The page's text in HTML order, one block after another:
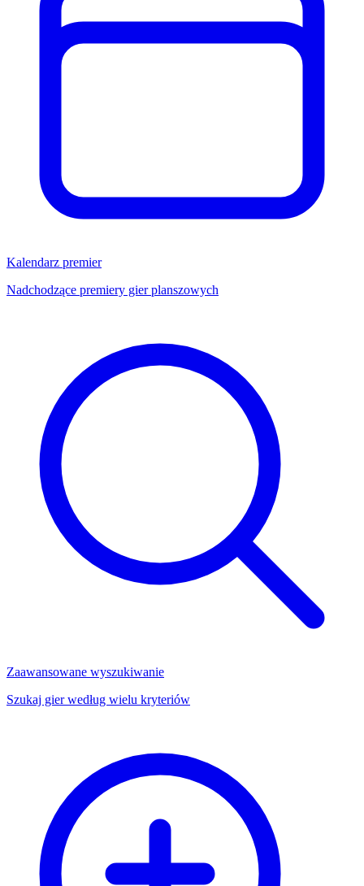
Kalendarz premier
Nadchodzące premiery gier planszowych
Zaawansowane wyszukiwanie
Szukaj gier według wielu kryteriów